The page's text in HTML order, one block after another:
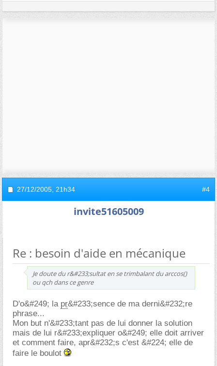
27/12/2005, 21h34 #4
invite51605009
Re : besoin d'aide en mécanique
Je doute du r&#233;sultat en se trimbalant du arccos()
ou qch dans ce genre
D'o&#249; la pr&#233;sence de ma derni&#232;re
phrase...
Mon but n'&#233;tant pas de lui donner la solution
mais de lui r&#233;expliquer o&#249; elle doit arriver
et comment faire, apr&#232;s c'est &#224; elle de
faire le boulot